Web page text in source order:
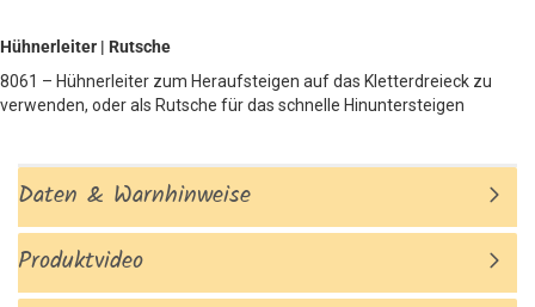
Hühnerleiter | Rutsche
8061 – Hühnerleiter zum Heraufsteigen auf das Kletterdreieck zu
verwenden, oder als Rutsche für das schnelle Hinuntersteigen
Daten & Warnhinweise
Produktvideo